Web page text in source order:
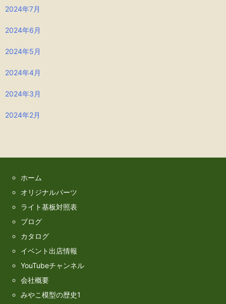
2024年7月
2024年6月
2024年5月
2024年4月
2024年3月
2024年2月
ホーム
オリジナルパーツ
ライト基板対照表
ブログ
カタログ
イベント出店情報
YouTubeチャンネル
会社概要
みやこ模型の歴史1